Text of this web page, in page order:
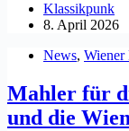
Klassikpunk
8. April 2026
News, Wiener
Mahler für
und die